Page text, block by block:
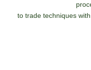
to trade techniques